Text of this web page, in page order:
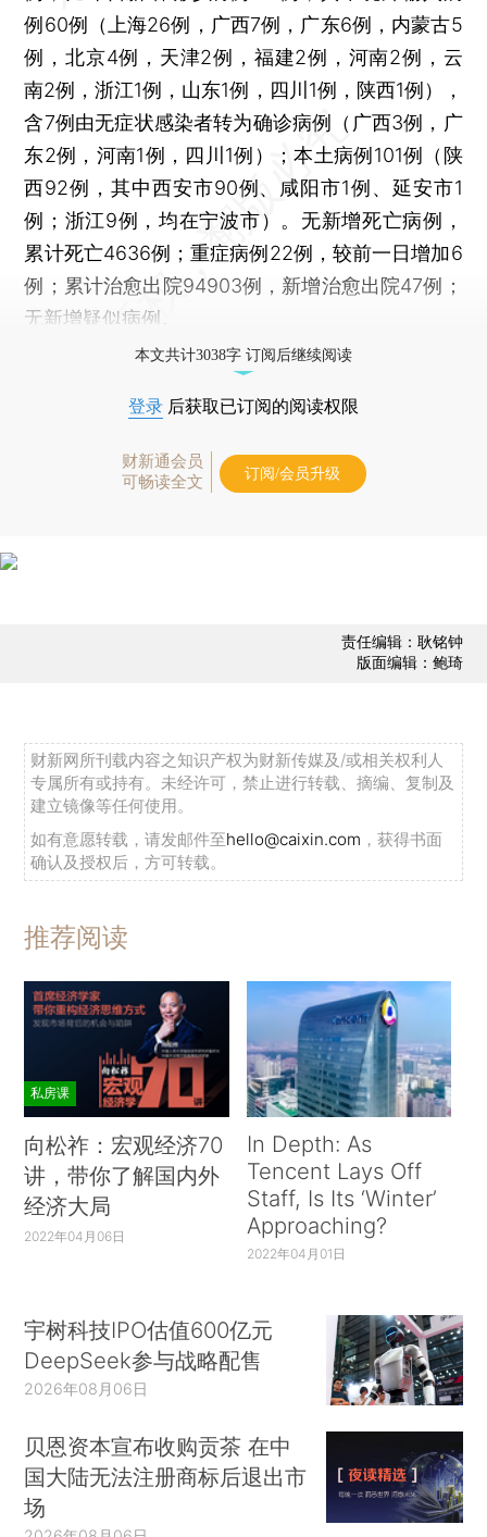
例60例（上海26例，广西7例，广东6例，内蒙古5
例，北京4例，天津2例，福建2例，河南2例，云
南2例，浙江1例，山东1例，四川1例，陕西1例），
含7例由无症状感染者转为确诊病例（广西3例，广
东2例，河南1例，四川1例）；本土病例101例（陕
西92例，其中西安市90例、咸阳市1例、延安市1
例；浙江9例，均在宁波市）。无新增死亡病例，
累计死亡4636例；重症病例22例，较前一日增加6
例；累计治愈出院94903例，新增治愈出院47例；
无新增疑似病例。
本文共计3038字 订阅后继续阅读
登录 后获取已订阅的阅读权限
财新通会员
可畅读全文
订阅/会员升级
责任编辑：耿铭钟
版面编辑：鲍琦
财新网所刊载内容之知识产权为财新传媒及/或相关权利人
专属所有或持有。未经许可，禁止进行转载、摘编、复制及
建立镜像等任何使用。
如有意愿转载，请发邮件至hello@caixin.com ，获得书面
确认及授权后，方可转载。
推荐阅读
私房课
向松祚：宏观经济70
讲，带你了解国内外
经济大局
2022年04月06日
In Depth: As
Tencent Lays Off
Staff, Is Its ‘Winter’
Approaching?
2022年04月01日
宇树科技IPO估值600亿元
DeepSeek参与战略配售
2026年08月06日
贝恩资本宣布收购贡茶 在中
国大陆无法注册商标后退出市
场